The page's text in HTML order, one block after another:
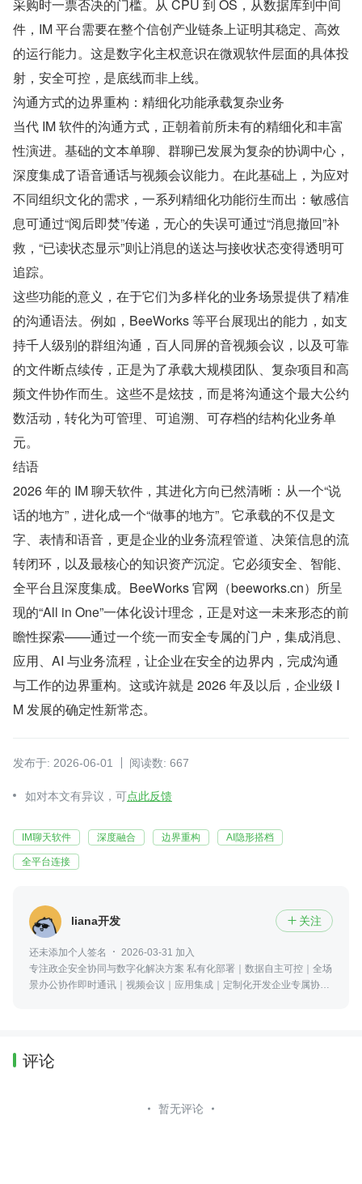
采购时一票否决的门槛。从 CPU 到 OS，从数据库到中间
件，IM 平台需要在整个信创产业链条上证明其稳定、高效
的运行能力。这是数字化主权意识在微观软件层面的具体投
射，安全可控，是底线而非上线。
沟通方式的边界重构：精细化功能承载复杂业务
当代 IM 软件的沟通方式，正朝着前所未有的精细化和丰富
性演进。基础的文本单聊、群聊已发展为复杂的协调中心，
深度集成了语音通话与视频会议能力。在此基础上，为应对
不同组织文化的需求，一系列精细化功能衍生而出：敏感信
息可通过“阅后即焚”传递，无心的失误可通过“消息撤回”补
救，“已读状态显示”则让消息的送达与接收状态变得透明可
追踪。
这些功能的意义，在于它们为多样化的业务场景提供了精准
的沟通语法。例如，BeeWorks 等平台展现出的能力，如支
持千人级别的群组沟通，百人同屏的音视频会议，以及可靠
的文件断点续传，正是为了承载大规模团队、复杂项目和高
频文件协作而生。这些不是炫技，而是将沟通这个最大公约
数活动，转化为可管理、可追溯、可存档的结构化业务单
元。
结语
2026 年的 IM 聊天软件，其进化方向已然清晰：从一个“说
话的地方”，进化成一个“做事的地方”。它承载的不仅是文
字、表情和语音，更是企业的业务流程管道、决策信息的流
转闭环，以及最核心的知识资产沉淀。它必须安全、智能、
全平台且深度集成。BeeWorks 官网（beeworks.cn）所呈
现的“All in One”一体化设计理念，正是对这一未来形态的前
瞻性探索——通过一个统一而安全专属的门户，集成消息、
应用、AI 与业务流程，让企业在安全的边界内，完成沟通
与工作的边界重构。这或许就是 2026 年及以后，企业级 I
M 发展的确定性新常态。
发布于: 2026-06-01 阅读数: 667
如对本文有异议，可点此反馈
IM聊天软件 深度融合 边界重构 AI隐形搭档
全平台连接
liana开发  关注
还未添加个人签名
2026-03-31 加入
专注政企安全协同与数字化解决方案 私有化部署｜数据自主可控｜全场
景办公协作即时通讯｜视频会议｜应用集成｜定制化开发企业专属协作
评论
暂无评论